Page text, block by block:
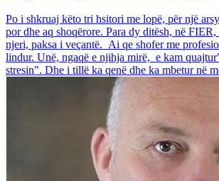
Po i shkruaj këto tri hsitori me lopë, për një
por dhe aq shoqërore. Para dy ditësh, në
njeri, paksa i veçantë. Ai qe shofer me
lindur. Unë, ngaqë e njihja mirë, e kam
stresin". Dhe i tillë ka qenë dhe ka mbetur në